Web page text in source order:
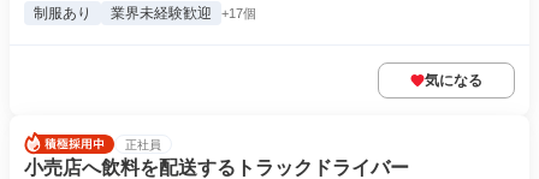
制服あり 業界未経験歓迎 +17個
気になる
正社員
小売店へ飲料を配送するトラックドライバー